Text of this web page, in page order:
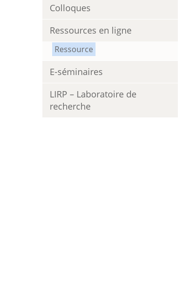
Colloques
Ressources en ligne
Ressource
E-séminaires
LIRP – Laboratoire de
recherche